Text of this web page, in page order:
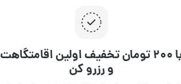
با ۲۰۰ تومان تخفیف اولین اقامتگاهت
و رزرو کن